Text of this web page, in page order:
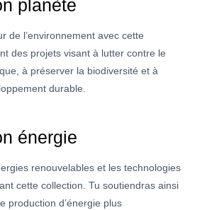
planète
de l’environnement avec cette
des projets visant à lutter contre le
à préserver la biodiversité et à
durable.
énergie
renouvelables et les technologies
cette collection. Tu soutiendras ainsi
production d’énergie plus